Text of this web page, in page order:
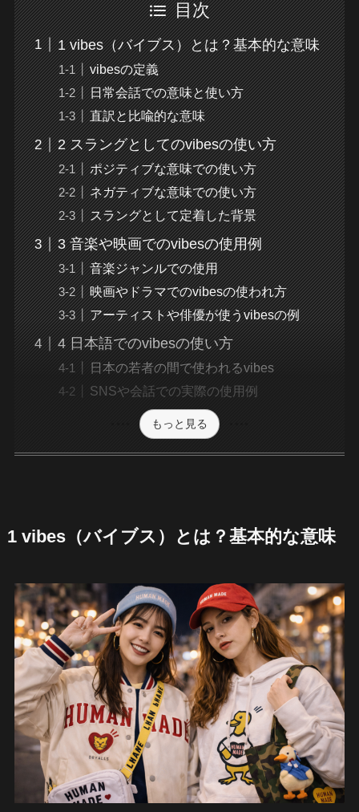
目次
1 vibes（バイブス）とは？基本的な意味
vibesの定義
日常会話での意味と使い方
直訳と比喩的な意味
2 スラングとしてのvibesの使い方
ポジティブな意味での使い方
ネガティブな意味での使い方
スラングとして定着した背景
3 音楽や映画でのvibesの使用例
音楽ジャンルでの使用
映画やドラマでのvibesの使われ方
アーティストや俳優が使うvibesの例
4 日本語でのvibesの使い方
日本の若者の間で使われるvibes
SNSや会話での実際の使用例
もっと見る
1 vibes（バイブス）とは？基本的な意味